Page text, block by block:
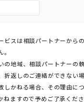
ビスは相談パートナーから
の地域、相談パートナーの
折返しのご連絡ができない場
しかねる場合、その理由に
ねますので予めご了承くだ